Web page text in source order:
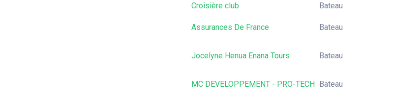
Croisière club
Bateau
Assurances De France Bateau
Jocelyne Henua Enana Tours Bateau
MC DEVELOPPEMENT - PRO-TECH Bateau